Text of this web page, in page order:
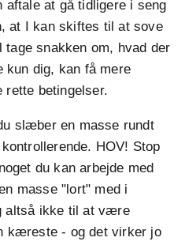
at gå tidligere i seng
at I kan skiftes til at sove
snakken om, hvad der
dig, kan få mere
rette betingelser.
slæber en masse rundt
HOV! Stop
du kan arbejde med
masse "lort" med i
altså ikke til at være
kæreste - og det virker jo